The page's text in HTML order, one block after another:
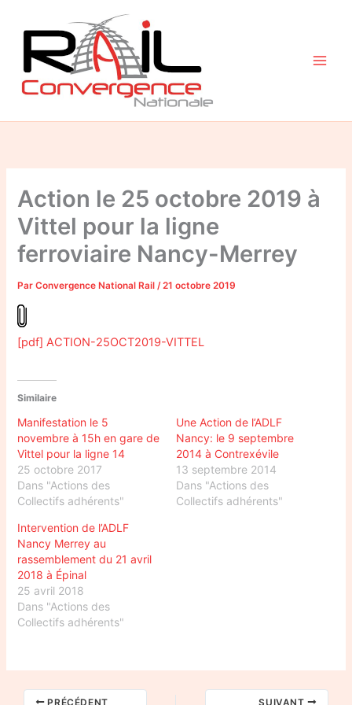
contenu
Action le 25 octobre 2019 à
Vittel pour la ligne
ferroviaire Nancy-Merrey
ParConvergence National Rail/21 octobre 2019
[pdf] ACTION-25OCT2019-VITTEL
Similaire
Manifestation le 5
novembre à 15h en gare de
Vittel pour la ligne 14
25 octobre 2017
Dans "Actions des
Collectifs adhérents"
Une Action de l’ADLF
Nancy: le 9 septembre
2014 à Contrexévile
13 septembre 2014
Dans "Actions des
Collectifs adhérents"
Intervention de l’ADLF
Nancy Merrey au
rassemblement du 21 avril
2018 à Épinal
25 avril 2018
Dans "Actions des
Collectifs adhérents"
PRÉCÉDENT SUIVANT